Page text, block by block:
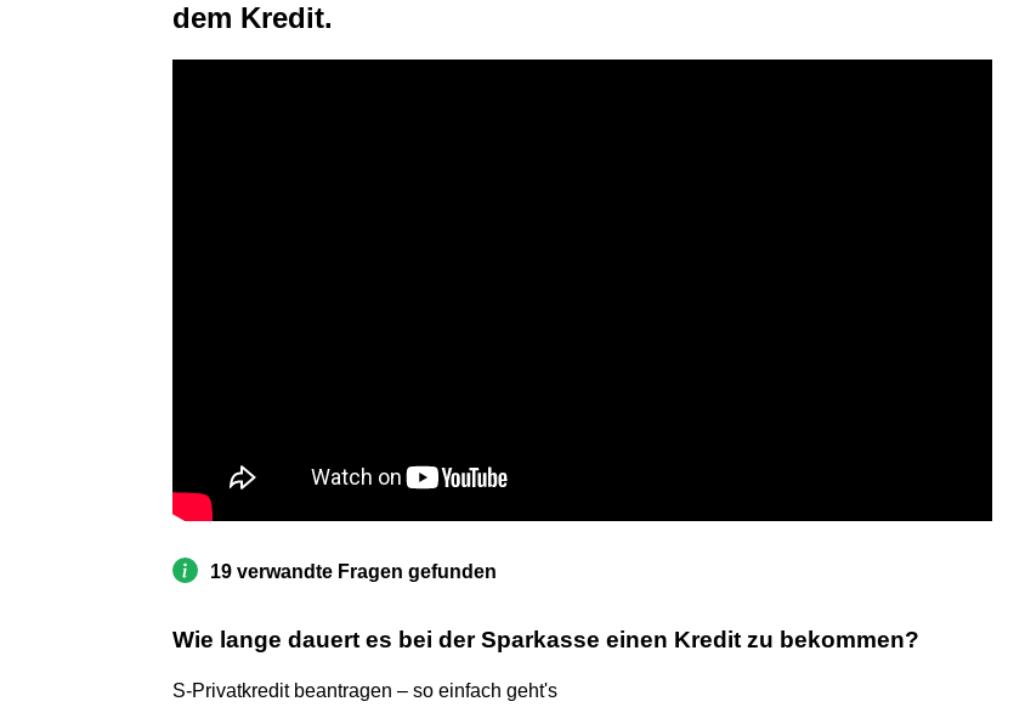
dem Kredit.
19 verwandte Fragen gefunden
Wie lange dauert es bei der Sparkasse einen Kredit zu bekommen?
S-Privatkredit beantragen – so einfach geht's